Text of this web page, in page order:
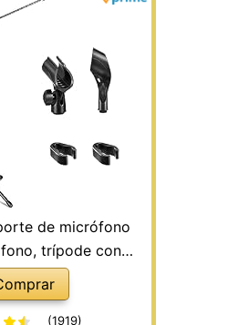
de micrófono
trípode con
micrófono con 2
y 2
(1919)